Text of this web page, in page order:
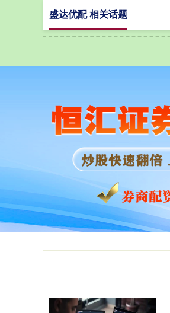
盛达优配 相关话题